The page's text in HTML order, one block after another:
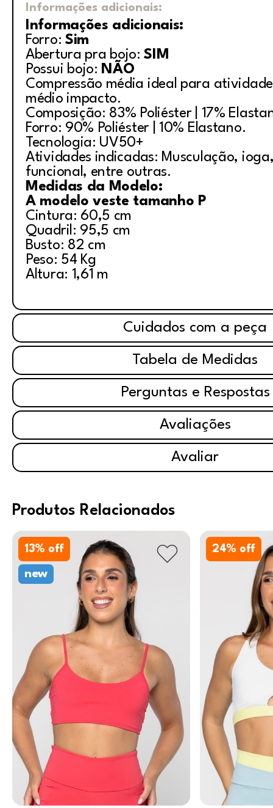
Informações adicionais:
Informações adicionais:
Forro: Sim
Abertura pra bojo:SIM
Possui bojo: NÃO
Compressão média ideal para
médio impacto.
Composição: 83% Poliéster | 17%
Forro: 90% Poliéster | 10% Elastano.
Tecnologia: UV50+
Atividades indicadas: Musculação,
funcional, entre outras.
Medidas da Modelo:
A modelo veste tamanho P
Cintura: 60,5 cm
Quadril: 95,5 cm
Busto: 82 cm
Peso: 54 Kg
Altura: 1,61 m
Cuidados com a peça
Tabela de Medidas
Perguntas e Respostas
Avaliações
Avaliar
Produtos Relacionados
13% off
new
24% off